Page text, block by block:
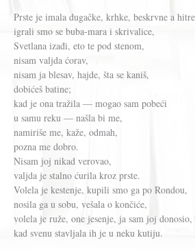
Prste je imala dugačke, krhke, beskrvne a
igrali smo se buba-mara i skrivalice,
Svetlana izađi, eto te pod stenom,
nisam valjda ćorav,
nisam ja blesav, hajde, šta se kaniš,
dobićeš batine;
kad je ona tražila — mogao sam pobeći
u samu reku — našla bi me,
namiriše me, kaže, odmah,
pozna me dobro.
Nisam joj nikad verovao,
valjda je stalno ćurila kroz prste.
Volela je kestenje, kupili smo ga po Rondou,
nosila ga u sobu, vešala o končiće,
volela je ruže, one jesenje, ja sam joj donosio,
kad svenu stavljala ih je u neku kutiju.